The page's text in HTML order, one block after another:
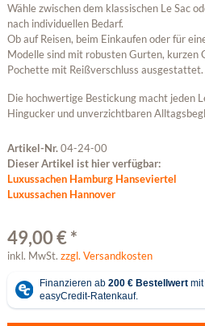
Wähle zwischen dem klassischen Le Sac
nach individuellen Bedarf.
Ob auf Reisen, beim Einkaufen oder für
Modelle sind mit robusten Gurten, kurzen
Pochette mit Reißverschluss ausgestattet.
Die hochwertige Bestickung macht jeden
Hingucker und unverzichtbaren
Artikel-Nr.04-24-00
Dieser Artikel ist hier verfügbar:
Luxussachen Hamburg Hanseviertel
Luxussachen Hannover
49,00 € *
inkl. MwSt. zzgl. Versandkosten